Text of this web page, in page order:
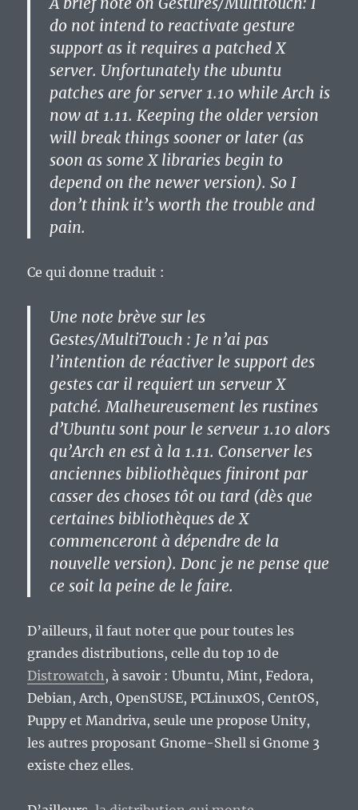
do not intend to reactivate gesture
support as it requires a patched X
server. Unfortunately the ubuntu
patches are for server 1.10 while Arch is
now at 1.11. Keeping the older version
will break things sooner or later (as
soon as some X libraries begin to
depend on the newer version). So I
don’t think it’s worth the trouble and
pain.
Ce qui donne traduit :
Une note brève sur les
Gestes/MultiTouch : Je n’ai pas
l’intention de réactiver le support des
gestes car il requiert un serveur X
patché. Malheureusement les rustines
d’Ubuntu sont pour le serveur 1.10 alors
qu’Arch en est à la 1.11. Conserver les
anciennes bibliothèques finiront par
casser des choses tôt ou tard (dès que
certaines bibliothèques de X
commenceront à dépendre de la
nouvelle version). Donc je ne pense que
ce soit la peine de le faire.
D’ailleurs, il faut noter que pour toutes les
grandes distributions, celle du top 10 de
Distrowatch, à savoir : Ubuntu, Mint, Fedora,
Debian, Arch, OpenSUSE, PCLinuxOS, CentOS,
Puppy et Mandriva, seule une propose Unity,
les autres proposant Gnome-Shell si Gnome 3
existe chez elles.